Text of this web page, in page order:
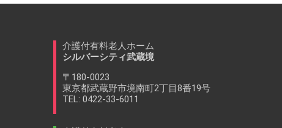
介護付有料老人ホーム
シルバーシティ武蔵境
〒180-0023
東京都武蔵野市境南町2丁目8番19号
TEL: 0422-33-6011